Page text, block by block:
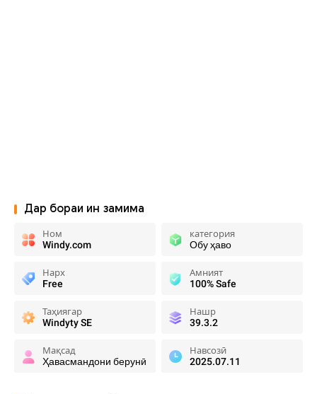
Дар бораи ин замима
Ном
Windy.com
категория
Обу ҳаво
Нарх
Free
Амният
100% Safe
Таҳиягар
Windyty SE
Нашр
39.3.2
Мақсад
Ҳавасмандони берунӣ
Навсозӣ
2025.07.11